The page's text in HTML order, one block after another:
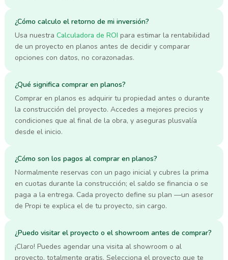
¿Cómo calculo el retorno de mi inversión?
Usa nuestra Calculadora de ROI para estimar la rentabilidad
de un proyecto en planos antes de decidir y comparar
opciones con datos, no corazonadas.
¿Qué significa comprar en planos?
Comprar en planos es adquirir tu propiedad antes o durante
la construcción del proyecto. Accedes a mejores precios y
condiciones que al final de la obra, y aseguras plusvalía
desde el inicio.
¿Cómo son los pagos al comprar en planos?
Normalmente reservas con un pago inicial y cubres la prima
en cuotas durante la construcción; el saldo se financia o se
paga a la entrega. Cada proyecto define su plan —un asesor
de Propi te explica el de tu proyecto, sin cargo.
¿Puedo visitar el proyecto o el showroom antes de comprar?
¡Claro! Puedes agendar una visita al showroom o al
proyecto, totalmente gratis. Selecciona el proyecto que te